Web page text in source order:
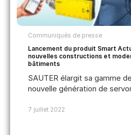
Communiqués de presse
Lancement du produit Smart
nouvelles constructions et
bâtiments
SAUTER élargit sa gamme
nouvelle génération de
7 juillet 2022